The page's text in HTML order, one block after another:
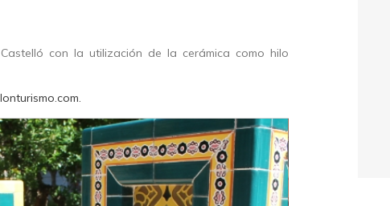
con la utilización de la cerámica como hilo